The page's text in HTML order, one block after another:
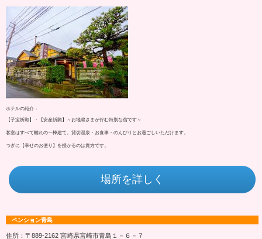
ホテルの紹介：
【子宝祈願】・【安産祈願】～お地蔵さまが佇む特別な宿です～
客室はすべて離れの一棟建て。貸切温泉・お食事・のんびりとお過ごしいただけます。
つぎに【幸せのお便り】を授かるのは貴方です。
場所を詳しく
ペンション青島
住所：〒889-2162 宮崎県宮崎市青島１－６－７